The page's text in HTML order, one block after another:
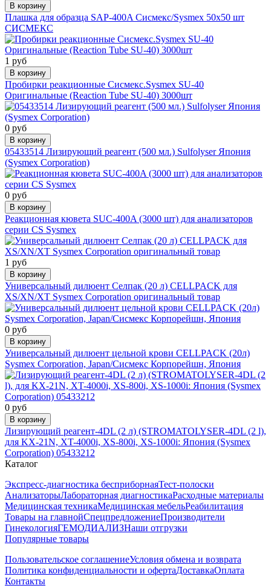
В корзину
Плашка для образца SAP-400A Сисмекс/Sysmex 50х50 шт
СИСМЕКС
1 руб
В корзину
Пробирки реакционные Сисмекс.Sysmex SU-40
Оригинальные (Reaction Tube SU-40) 3000шт
0 руб
В корзину
05433514 Лизирующий реагент (500 мл.) Sulfolyser Япония
(Sysmex Corporation)
0 руб
В корзину
Реакционная кювета SUC-400A (3000 шт) для анализаторов
серии СS Sysmex
1 руб
В корзину
Универсальный дилюент Селпак (20 л) CELLPACK для
XS/XN/XT Sysmex Corporation оригинальный товар
0 руб
В корзину
Универсальный дилюент цельной крови CELLPACK (20л)
Sysmex Corporation, Japan/Сисмекс Корпорейшн, Япония
0 руб
В корзину
Лизирующий реагент-4DL (2 л) (STROMATOLYSER-4DL (2 l),
для KX-21N, XT-4000i, XS-800i, XS-1000i: Япония (Sysmex
Corporation) 05433212
Каталог
Экспресс-диагностика бесприборнаяТест-полоски
АнализаторыЛабораторная диагностикаРасходные материалы
Медицинская техникаМедицинская мебельРеабилитация
Товары на главнойСпецпредложениеПроизводители
ГинекологияГЕМОДИАЛИЗНаши отгрузки
Популярные товары
Пользовательское соглашениеУсловия обмена и возврата
Политика конфиденциальности и офертаДоставкаОплата
Контакты